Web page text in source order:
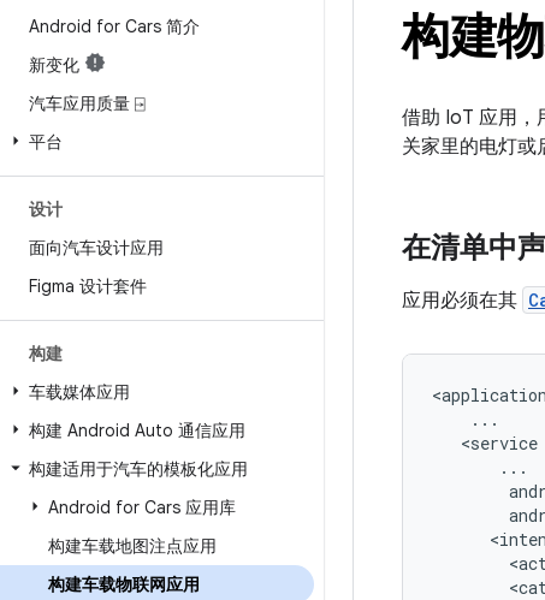
Android for Cars 简介
新变化
汽车应用质量 ⍈
平台
设计
面向汽车设计应用
Figma 设计套件
构建
车载媒体应用
构建 Android Auto 通信应用
构建适用于汽车的模板化应用
Android for Cars 应用库
构建车载地图注点应用
构建车载物联网应用
构建
借助 IoT 应用，
关家里的电灯或
在清单中
应用必须在其